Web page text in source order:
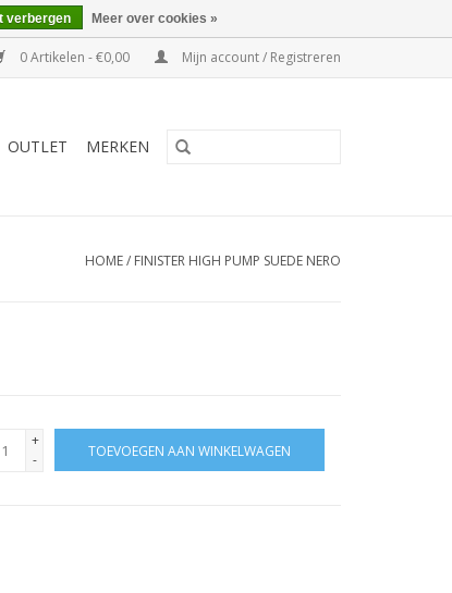
0 Artikelen - €0,00 Mijn account / Registreren
OUTLET MERKEN
HOME/ FINISTER HIGH PUMP SUEDE NERO
+
-
TOEVOEGEN AAN WINKELWAGEN
verbergen Meer over cookies »